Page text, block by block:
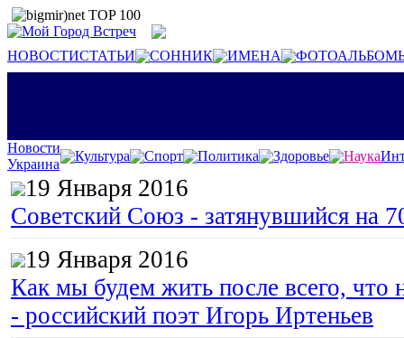
НОВОСТИСТАТЬИ СОННИК ИМЕНА
Новости
Украина
Культура Спорт Политика Здоровье Наука
19 Января 2016
Советский Союз - затянувшийся на
19 Января 2016
Как мы будем жить после всего, что
- российский поэт Игорь Иртеньев